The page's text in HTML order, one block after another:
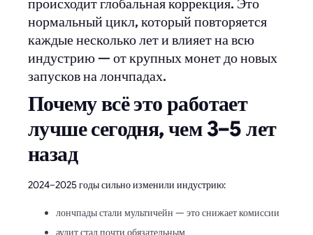
происходит глобальная коррекция. Это
нормальный цикл, который повторяется
каждые несколько лет и влияет на всю
индустрию — от крупных монет до новых
запусков на лончпадах.
Почему всё это работает
лучше сегодня, чем 3–5 лет
назад
2024–2025 годы сильно изменили индустрию:
лончпады стали мультичейн — это снижает комиссии